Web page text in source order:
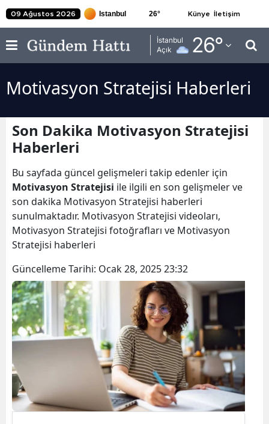
09 Ağustos 2026 26° Künye İletişim
İstanbul
Açık
26°
Adana
Adıyaman
Afyonkarahisar
Amasya
Antalya
Artvin
Aydın
Bilecik
Bingöl
Bitlis
Bolu
Burdur
Bursa
Motivasyon Stratejisi Haberleri
Son Dakika Motivasyon Stratejisi
Haberleri
Bu sayfada güncel gelişmeleri takip edenler için
Motivasyon Stratejisi ile ilgili en son gelişmeler ve
son dakika Motivasyon Stratejisi haberleri
sunulmaktadır. Motivasyon Stratejisi videoları,
Motivasyon Stratejisi fotoğrafları ve Motivasyon
Stratejisi haberleri
Güncelleme Tarihi: Ocak 28, 2025 23:32